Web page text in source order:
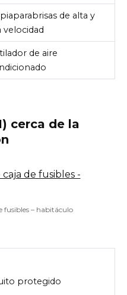
de alta y
velocidad
de aire
cerca de la
fusibles – habitáculo
protegido